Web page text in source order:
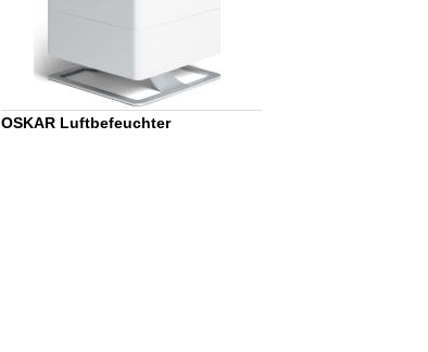
OSKAR Luftbefeuchter